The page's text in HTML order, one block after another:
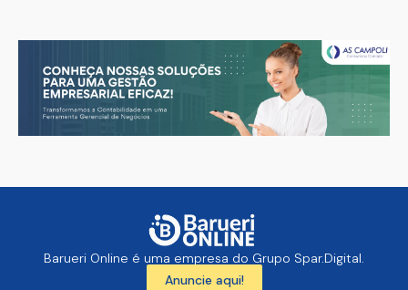
Barueri Online é uma empresa do Grupo Spar.Digital.
Anuncie aqui!